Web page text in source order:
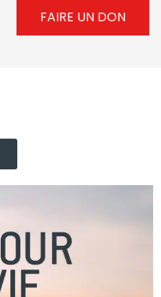
FAIRE UN DON